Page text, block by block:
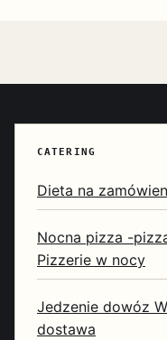
CATERING
Dieta na
Nocna pizza -
Pizzerie w nocy
Jedzenie dowóz
dostawa